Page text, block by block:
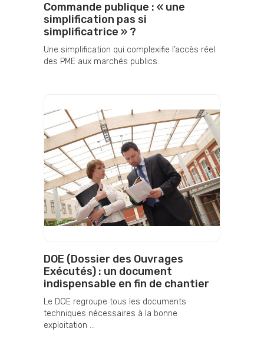
Commande publique : « une
simplification pas si
simplificatrice » ?
Une simplification qui complexifie l’accès réel
des PME aux marchés publics.
DOE (Dossier des Ouvrages
Exécutés) : un document
indispensable en fin de chantier
Le DOE regroupe tous les documents
techniques nécessaires à la bonne
exploitation ...